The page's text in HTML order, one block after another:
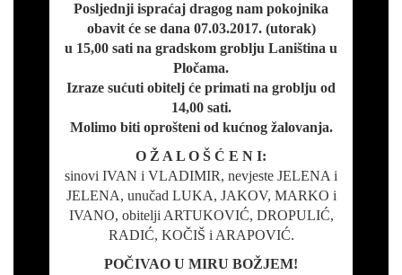
Posljednji ispraćaj dragog nam pokojnika
obavit će se dana 07.03.2017. (utorak)
u 15,00 sati na gradskom groblju Laniština u
Pločama.
Izraze sućuti obitelj će primati na groblju od
14,00 sati.
Molimo biti oprošteni od kućnog žalovanja.
O Ž A L O Š Ć E N I:
sinovi IVAN i VLADIMIR, nevjeste JELENA i
JELENA, unučad LUKA, JAKOV, MARKO i
IVANO, obitelji ARTUKOVIĆ, DROPULIĆ,
RADIĆ, KOČIŠ i ARAPOVIĆ.
POČIVAO U MIRU BOŽJEM!